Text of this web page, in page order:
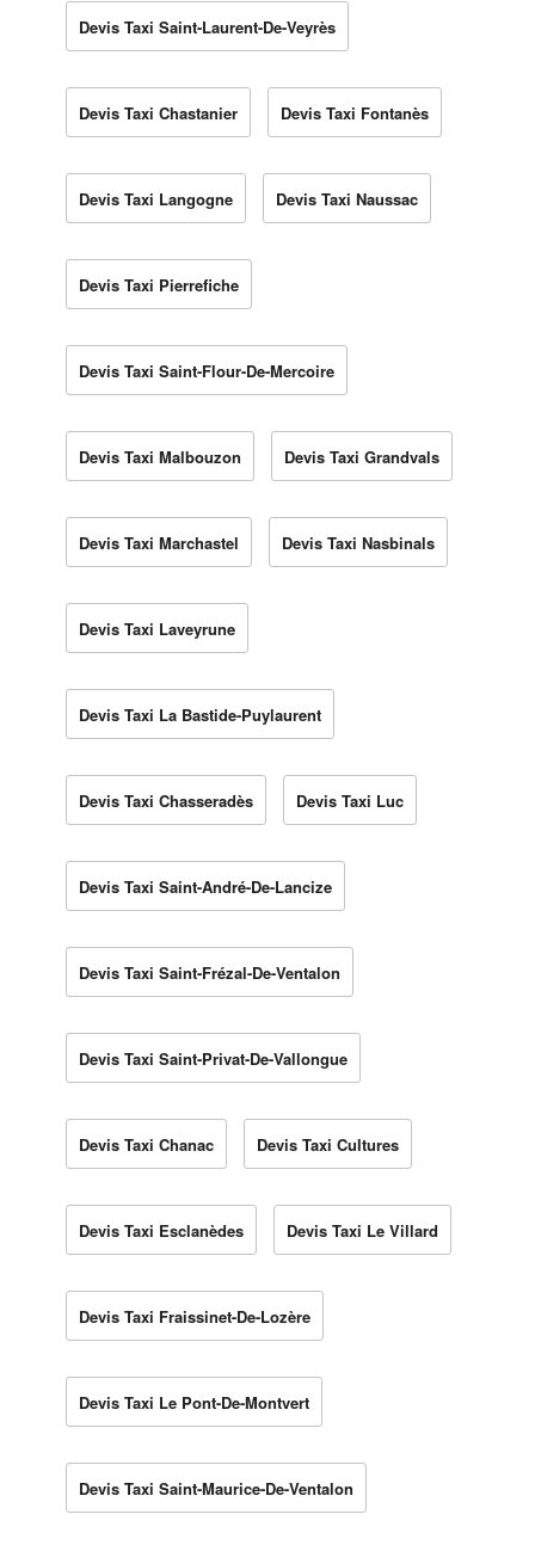
Devis Taxi Saint-Laurent-De-Veyrès
Devis Taxi Chastanier Devis Taxi Fontanès
Devis Taxi Langogne Devis Taxi Naussac
Devis Taxi Pierrefiche
Devis Taxi Saint-Flour-De-Mercoire
Devis Taxi Malbouzon Devis Taxi Grandvals
Devis Taxi Marchastel Devis Taxi Nasbinals
Devis Taxi Laveyrune
Devis Taxi La Bastide-Puylaurent
Devis Taxi Chasseradès Devis Taxi Luc
Devis Taxi Saint-André-De-Lancize
Devis Taxi Saint-Frézal-De-Ventalon
Devis Taxi Saint-Privat-De-Vallongue
Devis Taxi Chanac Devis Taxi Cultures
Devis Taxi Esclanèdes Devis Taxi Le Villard
Devis Taxi Fraissinet-De-Lozère
Devis Taxi Le Pont-De-Montvert
Devis Taxi Saint-Maurice-De-Ventalon